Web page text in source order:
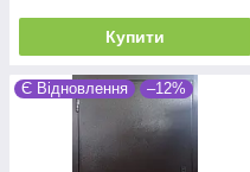
Купити
Є Відновлення –12%